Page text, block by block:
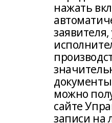
нажать
можно
сайте
записи